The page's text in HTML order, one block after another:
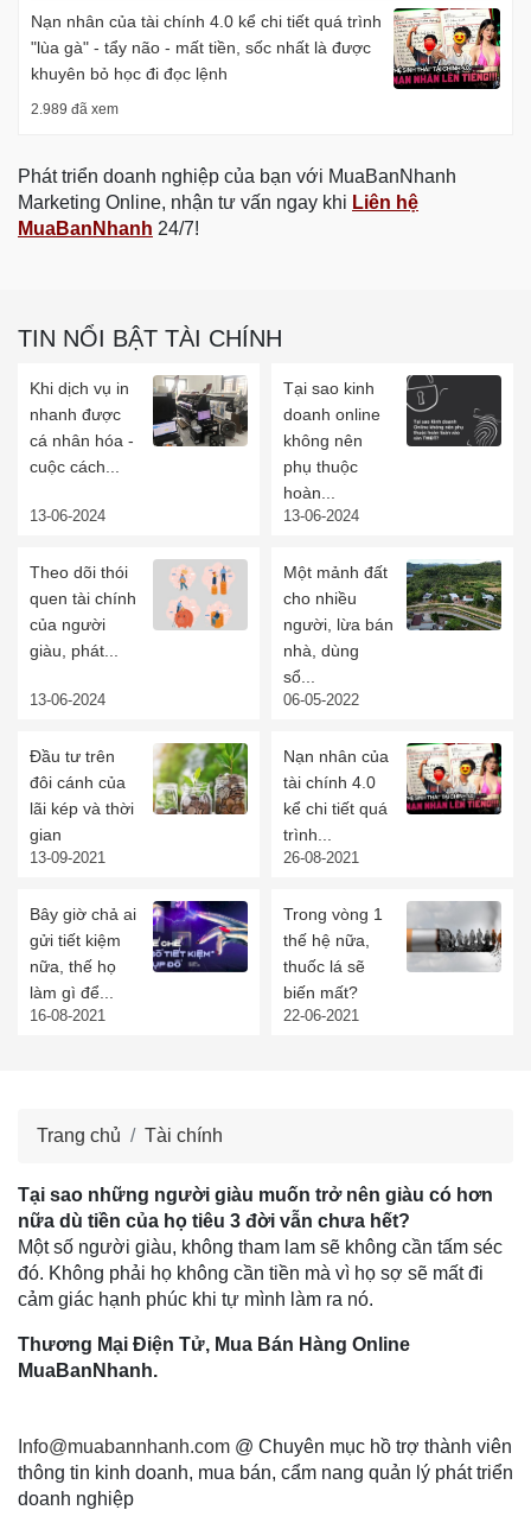
Nạn nhân của tài chính 4.0 kể chi tiết quá trình
"lùa gà" - tẩy não - mất tiền, sốc nhất là được
khuyên bỏ học đi đọc lệnh
2.989 đã xem
Phát triển doanh nghiệp của bạn với MuaBanNhanh
Marketing Online, nhận tư vấn ngay khi Liên hệ
MuaBanNhanh 24/7!
TIN NỔI BẬT TÀI CHÍNH
Khi dịch vụ in
nhanh được
cá nhân hóa -
cuộc cách...
13-06-2024
Tại sao kinh
doanh online
không nên
phụ thuộc
hoàn...
13-06-2024
Theo dõi thói
quen tài chính
của người
giàu, phát...
13-06-2024
Một mảnh đất
cho nhiều
người, lừa bán
nhà, dùng
sổ...
06-05-2022
Đầu tư trên
đôi cánh của
lãi kép và thời
gian
13-09-2021
Nạn nhân của
tài chính 4.0
kể chi tiết quá
trình...
26-08-2021
Bây giờ chả ai
gửi tiết kiệm
nữa, thế họ
làm gì để...
16-08-2021
Trong vòng 1
thế hệ nữa,
thuốc lá sẽ
biến mất?
22-06-2021
Trang chủ Tài chính
Tại sao những người giàu muốn trở nên giàu có hơn
nữa dù tiền của họ tiêu 3 đời vẫn chưa hết?
Một số người giàu, không tham lam sẽ không cần tấm séc
đó. Không phải họ không cần tiền mà vì họ sợ sẽ mất đi
cảm giác hạnh phúc khi tự mình làm ra nó.
Thương Mại Điện Tử, Mua Bán Hàng Online
MuaBanNhanh.
Info@muabannhanh.com @ Chuyên mục hồ trợ thành viên
thông tin kinh doanh, mua bán, cẩm nang quản lý phát triển
doanh nghiệp